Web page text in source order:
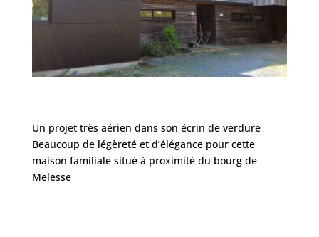
Un projet très aérien dans son écrin de verdure
Beaucoup de légèreté et d’élégance pour cette
maison familiale situé à proximité du bourg de
Melesse